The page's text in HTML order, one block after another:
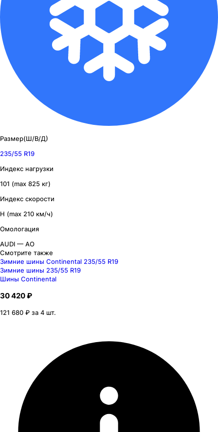
Размер(Ш/В/Д)
235/55 R19
Индекс нагрузки
101 (max 825 кг)
Индекс скорости
H (max 210 км/ч)
Омологация
AUDI — AO
Смотрите также
Зимние шины Continental 235/55 R19
Зимние шины 235/55 R19
Шины Continental
30 420 ₽
121 680 ₽ за 4 шт.